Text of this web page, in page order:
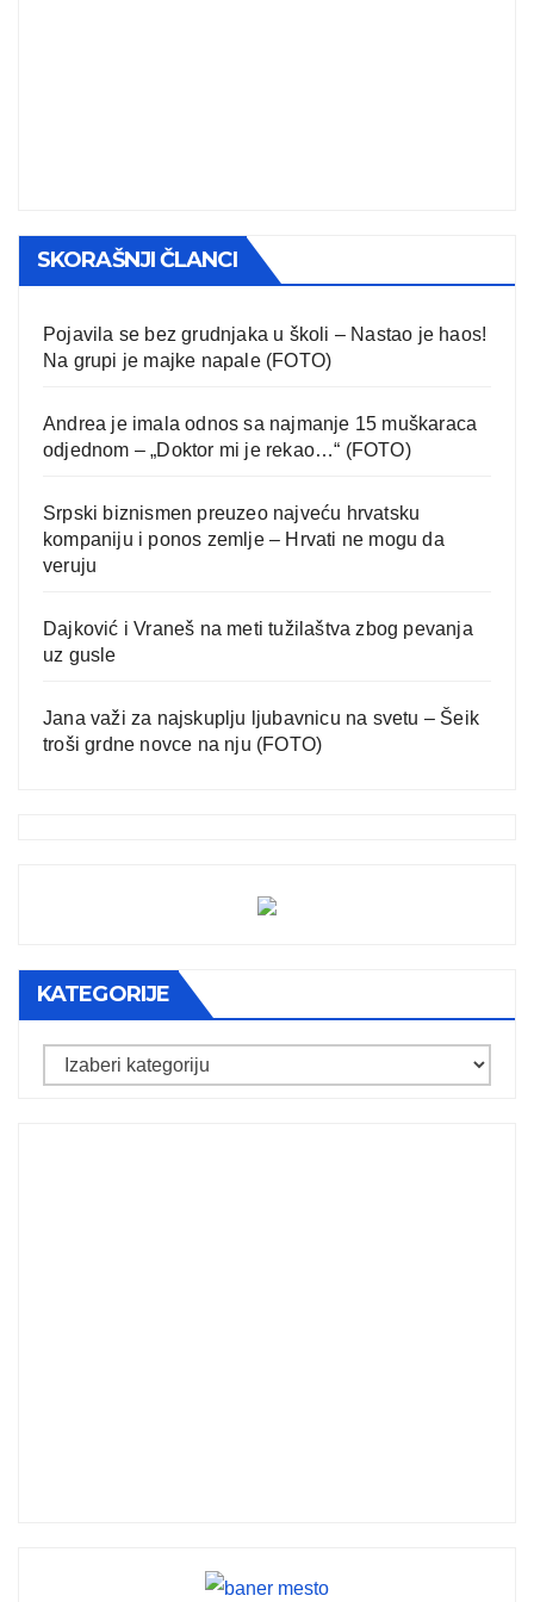
SKORAŠNJI ČLANCI
Pojavila se bez grudnjaka u školi – Nastao je haos!
Na grupi je majke napale (FOTO)
Andrea je imala odnos sa najmanje 15 muškaraca
odjednom – „Doktor mi je rekao…“ (FOTO)
Srpski biznismen preuzeo najveću hrvatsku
kompaniju i ponos zemlje – Hrvati ne mogu da
veruju
Dajković i Vraneš na meti tužilaštva zbog pevanja
uz gusle
Jana važi za najskuplju ljubavnicu na svetu – Šeik
troši grdne novce na nju (FOTO)
KATEGORIJE
Kategorije